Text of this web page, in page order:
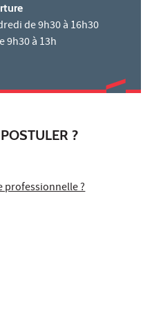
de 9h30 à 16h30
9h30 à 13h
?
professionnelle ?